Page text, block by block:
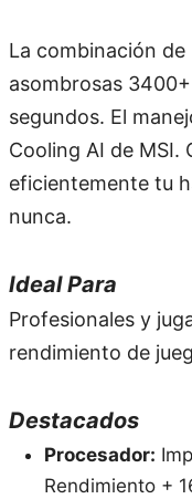
La combinación de
asombrosas
segundos. El
Cooling AI de MSI.
eficientemente tu
nunca.
Ideal Para
Profesionales y
rendimiento de
Destacados
Procesador:
Rendimiento +